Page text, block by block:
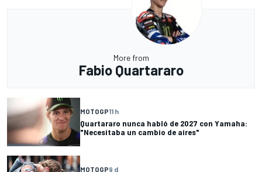
More from
Fabio Quartararo
MOTOGP11 h
Quartararo nunca habló de 2027 con Yamaha:
"Necesitaba un cambio de aires"
MOTOGP9 d